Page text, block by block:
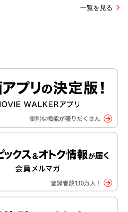
一覧を見る